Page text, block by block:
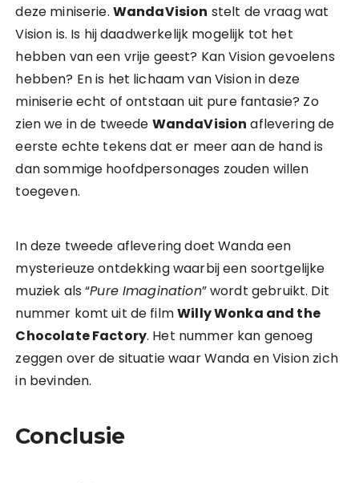
deze miniserie. WandaVision stelt de vraag wat
Vision is. Is hij daadwerkelijk mogelijk tot het
hebben van een vrije geest? Kan Vision gevoelens
hebben? En is het lichaam van Vision in deze
miniserie echt of ontstaan uit pure fantasie? Zo
zien we in de tweede WandaVision aflevering de
eerste echte tekens dat er meer aan de hand is
dan sommige hoofdpersonages zouden willen
toegeven.
In deze tweede aflevering doet Wanda een
mysterieuze ontdekking waarbij een soortgelijke
muziek als “Pure Imagination” wordt gebruikt. Dit
nummer komt uit de filmWilly Wonka and the
Chocolate Factory. Het nummer kan genoeg
zeggen over de situatie waar Wanda en Vision zich
in bevinden.
Conclusie